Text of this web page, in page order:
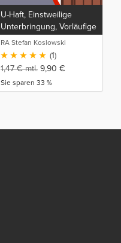
U-Haft, Einstweilige
Unterbringung, Vorläufige
Festnahme
RA Stefan Koslowski
(1)
1,47€mtl. 9,90 €
Sie sparen 33 %